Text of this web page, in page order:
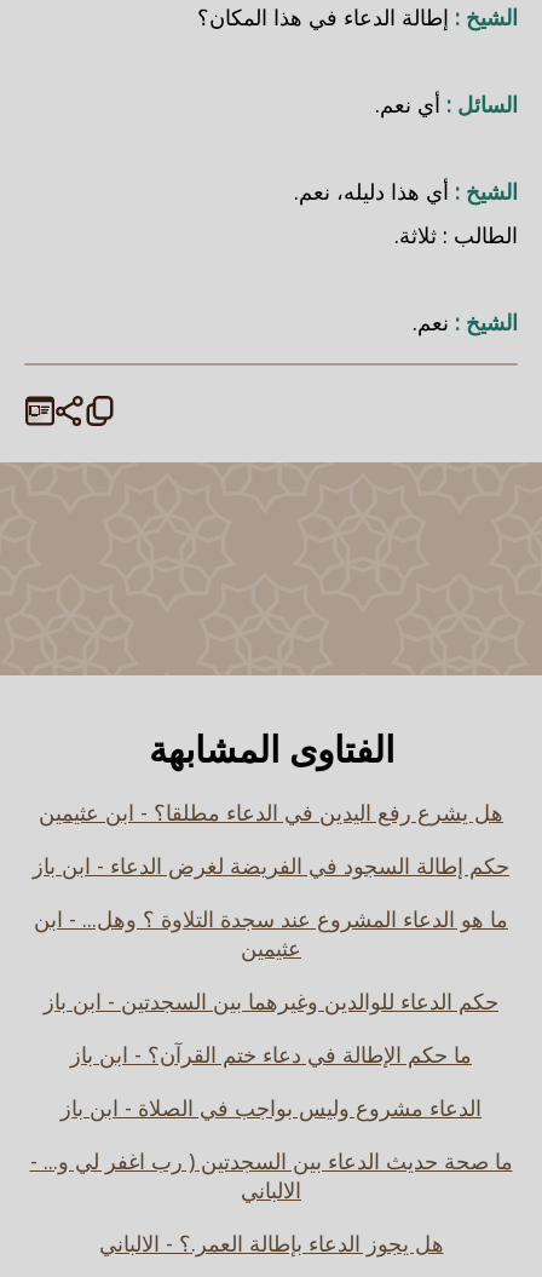
الشيخ : إطالة الدعاء في هذا المكان؟
السائل : أي نعم.
الشيخ : أي هذا دليله، نعم.
الطالب : ثلاثة.
الشيخ : نعم.
الفتاوى المشابهة
هل يشرع رفع اليدين في الدعاء مطلقا؟ - ابن عثيمين
حكم إطالة السجود في الفريضة لغرض الدعاء - ابن باز
ما هو الدعاء المشروع عند سجدة التلاوة ؟ وهل... - ابن
عثيمين
حكم الدعاء للوالدين وغيرهما بين السجدتين - ابن باز
ما حكم الإطالة في دعاء ختم القرآن؟ - ابن باز
الدعاء مشروع وليس بواجب في الصلاة - ابن باز
ما صحة حديث الدعاء بين السجدتين ( رب اغفر لي و... -
الالباني
هل يجوز الدعاء بإطالة العمر.؟ - الالباني